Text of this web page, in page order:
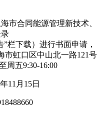
市合同能源管理新技术、
栏下载）进行书面申请，
市虹口区中山北一路121号
周五9:30-16:00
11月15日